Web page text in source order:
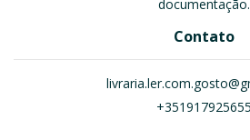
documentação.
Contato
+351917925655